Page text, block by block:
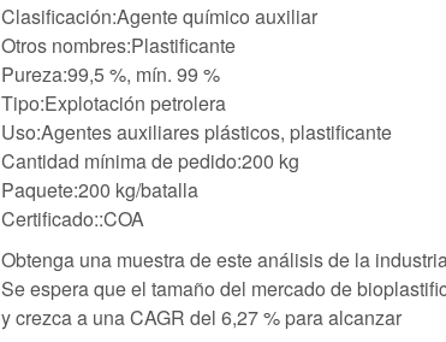
Clasificación:Agente químico auxiliar
Otros nombres:Plastificante
Pureza:99,5 %, mín. 99 %
Tipo:Explotación petrolera
Uso:Agentes auxiliares plásticos, plastificante
Cantidad mínima de pedido:200 kg
Paquete:200 kg/batalla
Certificado::COA
Obtenga una muestra de este análisis de la
Se espera que el tamaño del mercado de
y crezca a una CAGR del 6,27 % para alcanzar